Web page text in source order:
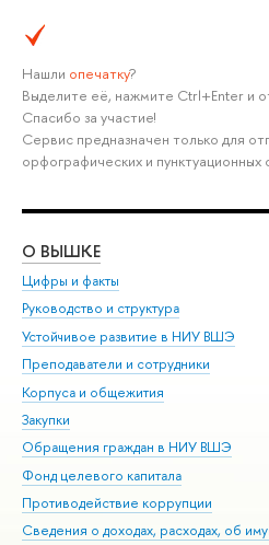
Нашли опечатку?
Выделите её, нажмите Ctrl+Enter и
Спасибо за участие!
Сервис предназначен только для
орфографических и пунктуационных
О ВЫШКЕ
Цифры и факты
Руководство и структура
Устойчивое развитие в НИУ ВШЭ
Преподаватели и сотрудники
Корпуса и общежития
Закупки
Обращения граждан в НИУ ВШЭ
Фонд целевого капитала
Противодействие коррупции
Сведения о доходах, расходах, об